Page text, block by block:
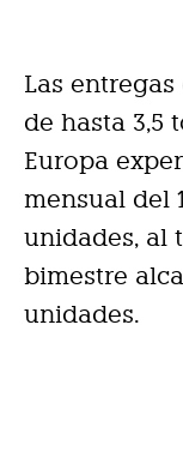
Las
de hasta 3,5
Europa
mensual del
unidades, al
bimestre
unidades.